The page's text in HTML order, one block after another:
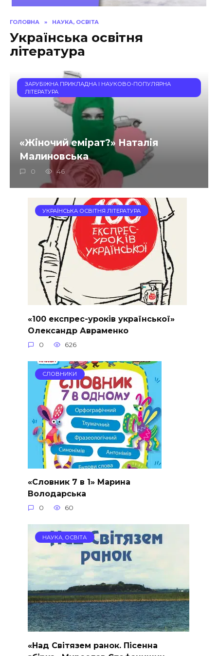
ГОЛОВНА » НАУКА, ОСВІТА
Українська освітня
література
ЗАРУБІЖНА ПРИКЛАДНА І НАУКОВО-ПОПУЛЯРНА
ЛІТЕРАТУРА
«Жіночий емірат?» Наталія
Малиновська
0 46
УКРАЇНСЬКА ОСВІТНЯ ЛІТЕРАТУРА
«100 експрес-уроків української»
Олександр Авраменко
0 626
СЛОВНИКИ
«Словник 7 в 1» Марина
Володарська
0 60
НАУКА, ОСВІТА
«Над Світязем ранок. Пісенна